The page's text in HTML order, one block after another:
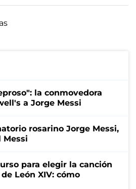
la conmovedora
a Jorge Messi
rosarino Jorge Messi,
Messi
para elegir la canción
León XIV: cómo